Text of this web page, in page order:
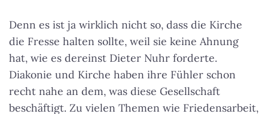
Denn es ist ja wirklich nicht so, dass die Kirche
die Fresse halten sollte, weil sie keine Ahnung
hat, wie es dereinst Dieter Nuhr forderte.
Diakonie und Kirche haben ihre Fühler schon
recht nahe an dem, was diese Gesellschaft
beschäftigt. Zu vielen Themen wie Friedensarbeit,